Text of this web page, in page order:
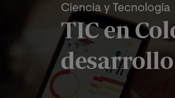
Ciencia y Tecnología
TIC en